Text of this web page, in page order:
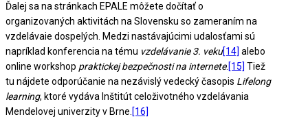
Ďalej sa na stránkach EPALE môžete dočítať o
organizovaných aktivitách na Slovensku so zameraním na
vzdelávaie dospelých. Medzi nastávajúcimi udalosťami sú
napríklad konferencia na tému vzdelávanie 3. veku[14] alebo
online workshop praktickej bezpečnosti na internete. [15] Tiež
tu nájdete odporúčanie na nezávislý vedecký časopis Lifelong
learning, ktoré vydáva Inštitút celoživotného vzdelávania
Mendelovej univerzity v Brne. [16]